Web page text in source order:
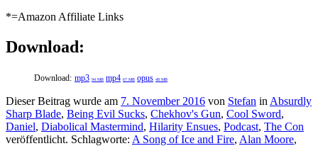
*=Amazon Affiliate Links
Download:
Download: mp3 94 MB mp4 67 MB opus 48 MB
Dieser Beitrag wurde am 7. November 2016 von Stefan in Absurdly
Sharp Blade, Being Evil Sucks, Chekhov's Gun, Cool Sword,
Daniel, Diabolical Mastermind, Hilarity Ensues, Podcast, The Con
veröffentlicht. Schlagworte: A Song of Ice and Fire, Alan Moore,